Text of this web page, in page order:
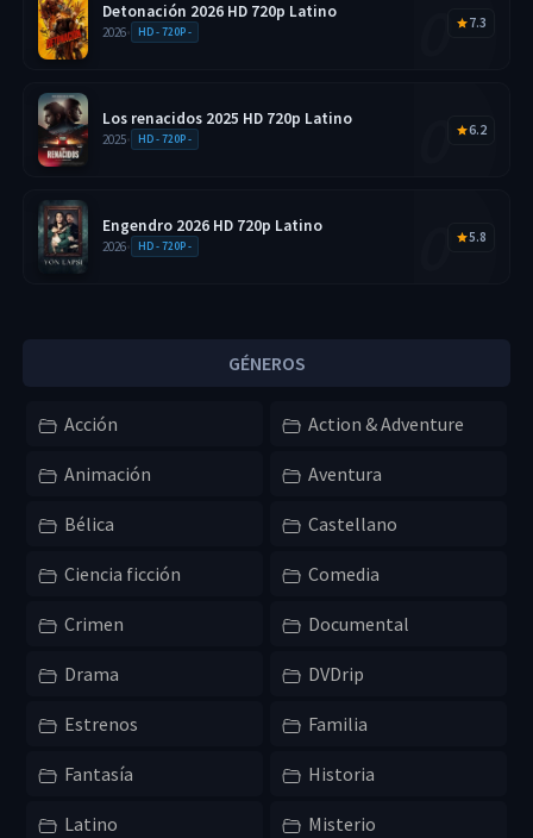
Detonación 2026 HD 720p Latino
2026• HD - 720P -
7.3
Los renacidos 2025 HD 720p Latino
2025• HD - 720P -
6.2
Engendro 2026 HD 720p Latino
2026• HD - 720P -
5.8
GÉNEROS
Acción Action & Adventure
Animación Aventura
Bélica Castellano
Ciencia ficción Comedia
Crimen Documental
Drama DVDrip
Estrenos Familia
Fantasía Historia
Latino Misterio